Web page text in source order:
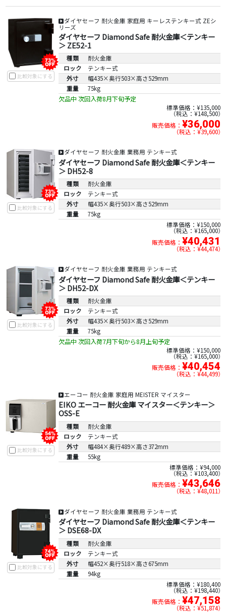
比較対象にする
ダイヤセーフ 耐火金庫 家庭用 キーレステンキー式 ZEシ
リーズ
ダイヤセーフ Diamond Safe 耐火金庫＜テンキー
＞ ZE52-1
種類
耐火金庫
ロック
テンキー式
外寸
幅435×奥行503×高さ529mm
重量
75kg
欠品中 次回入荷8月下旬予定
標準価格：¥135,000
税込：¥148,500
販売価格： ¥36,000
税込：¥39,600
比較対象にする
ダイヤセーフ 耐火金庫 業務用 テンキー式
ダイヤセーフ Diamond Safe 耐火金庫＜テンキー
＞ DH52-8
種類
耐火金庫
ロック
テンキー式
外寸
幅435×奥行503×高さ529mm
重量
75kg
標準価格：¥150,000
税込：¥165,000
販売価格： ¥40,431
税込：¥44,474
比較対象にする
ダイヤセーフ 耐火金庫 業務用 テンキー式
ダイヤセーフ Diamond Safe 耐火金庫＜テンキー
＞ DH52-DX
種類
耐火金庫
ロック
テンキー式
外寸
幅435×奥行503×高さ529mm
重量
75kg
欠品中 次回入荷7月下旬から8月上旬予定
標準価格：¥150,000
税込：¥165,000
販売価格： ¥40,454
税込：¥44,499
比較対象にする
エーコー 耐火金庫 家庭用 MEISTER マイスター
EIKO エーコー 耐火金庫 マイスター＜テンキー＞
OSS-E
種類
耐火金庫
ロック
テンキー式
外寸
幅484×奥行489×高さ372mm
重量
55kg
標準価格：¥94,000
税込：¥103,400
販売価格： ¥43,646
税込：¥48,011
比較対象にする
ダイヤセーフ 耐火金庫 業務用 テンキー式
ダイヤセーフ Diamond Safe 耐火金庫＜テンキー
＞ DSE68-DX
種類
耐火金庫
ロック
テンキー式
外寸
幅452×奥行518×高さ675mm
重量
94kg
標準価格：¥180,400
税込：¥198,440
販売価格： ¥47,158
税込：¥51,874